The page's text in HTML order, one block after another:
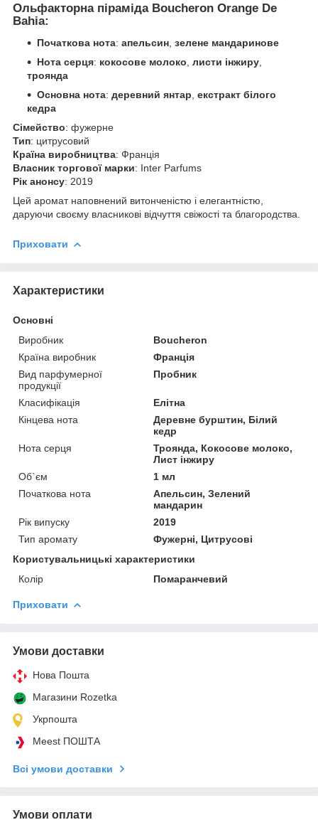
Ольфакторна піраміда Boucheron Orange De
Bahia:
Початкова нота: апельсин зелене мандаринове
Нота серця: кокосове молоко листи інжиру
троянда
Основна нота: деревний янтар екстракт білого
кедра
Сімейство: фужерне
Тип: цитрусовий
Країна виробництва: Франція
Власник торгової марки: Inter Parfums
Рік анонсу: 2019
Цей аромат наповнений витонченістю і елегантністю,
даруючи своєму власникові відчуття свіжості та благородства.
Приховати
Характеристики
Основні
Виробник
Boucheron
Країна виробник
Франція
Вид парфумерної
продукції
Пробник
Класифікація
Елітна
Кінцева нота
Деревне бурштин, Білий
кедр
Нота серця
Троянда, Кокосове молоко,
Лист інжиру
Об`єм
1 мл
Початкова нота
Апельсин, Зелений
мандарин
Рік випуску
2019
Тип аромату
Фужерні, Цитрусові
Користувальницькі характеристики
Колір
Помаранчевий
Приховати
Умови доставки
Нова Пошта
Магазини Rozetka
Укрпошта
Meest ПОШТА
Всі умови доставки
Умови оплати